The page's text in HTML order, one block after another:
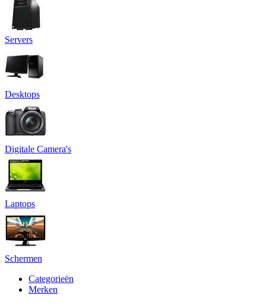
Servers
Desktops
Digitale Camera's
Laptops
Schermen
Categorieën
Merken